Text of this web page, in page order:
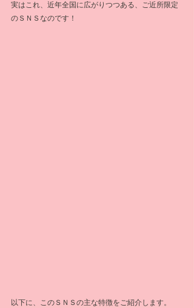
実はこれ、近年全国に広がりつつある、ご近所限定
のＳＮＳなのです！
以下に、このＳＮＳの主な特徴をご紹介します。